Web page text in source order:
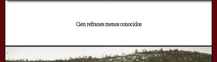
Cien refranes menos conocidos